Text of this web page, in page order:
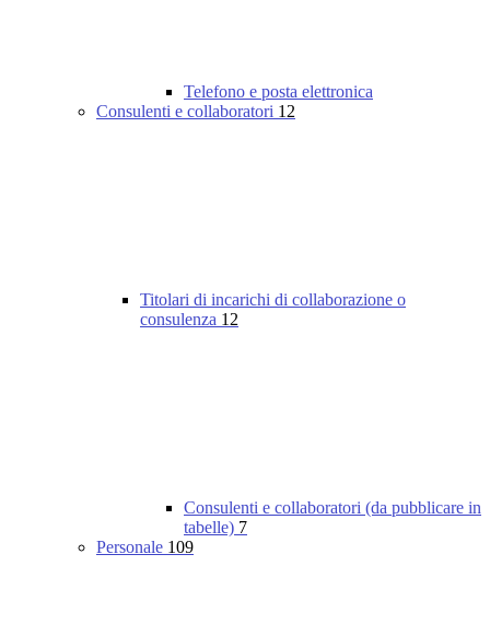
Telefono e posta elettronica
Consulenti e collaboratori 12
Titolari di incarichi di collaborazione o
consulenza 12
Consulenti e collaboratori (da pubblicare in
tabelle) 7
Personale 109